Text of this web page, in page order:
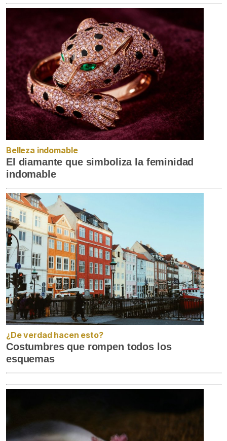
Belleza indomable
El diamante que simboliza la feminidad
indomable
¿De verdad hacen esto?
Costumbres que rompen todos los
esquemas